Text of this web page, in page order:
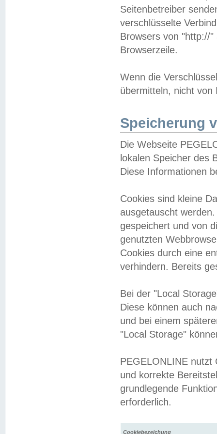
Seitenbetreiber
verschlüsselte
Browsers von "http://
Browserzeile.
Wenn die
übermitteln, nicht von
Speicherung
Die Webseite
lokalen Speicher des
Diese Informationen
Cookies sind kleine
ausgetauscht
gespeichert und von
genutzten
Cookies durch eine
verhindern. Bereits
Bei der "Local
Diese können auch
und bei einem
"Local Storage"
PEGELONLINE nutzt
und korrekte
grundlegende
erforderlich.
Cookiebezeichung